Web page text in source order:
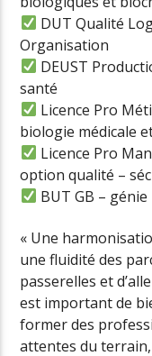
DUT Qualité
Organisation
DEUST
santé
Licence Pro
biologie médicale
Licence Pro
option qualité –
BUT GB –
« Une
une fluidité des
passerelles et
est important de
former des
attentes du